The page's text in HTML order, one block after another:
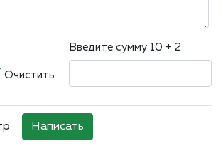
Очистить
Введите сумму 10 + 2